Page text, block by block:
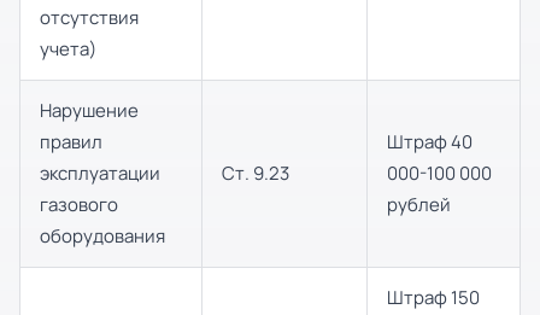
отсутствия
учета)
Нарушение
правил
эксплуатации
газового
оборудования
Ст. 9.23
Штраф 40
000-100 000
рублей
Штраф 150